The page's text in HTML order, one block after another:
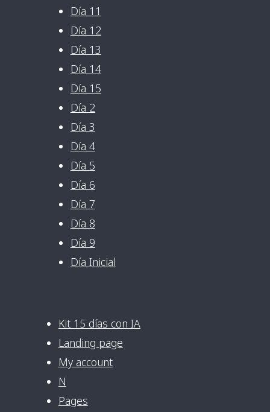
Día 11
Día 12
Día 13
Día 14
Día 15
Día 2
Día 3
Día 4
Día 5
Día 6
Día 7
Día 8
Día 9
Día Inicial
Kit 15 días con IA
Landing page
My account
N
Pages